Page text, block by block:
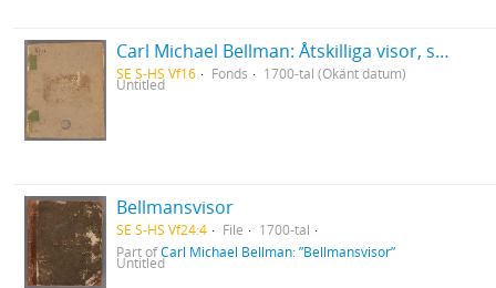
Carl Michael Bellman: Åtskilliga visor, samt en del af dess Fredmans epistlar
SE S-HS Vf16 Fonds 1700-tal (Okänt datum)
Untitled
Bellmansvisor
SE S-HS Vf24:4 File
1700-tal
Part ofCarl Michael Bellman: ”Bellmansvisor”
Untitled